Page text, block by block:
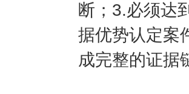
断； 3.必须达
据优势认定案
成完整的证据